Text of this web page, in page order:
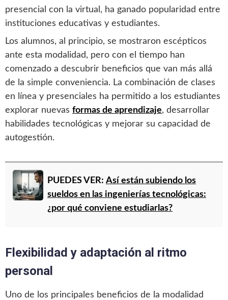
presencial con la virtual, ha ganado popularidad entre
instituciones educativas y estudiantes.
Los alumnos, al principio, se mostraron escépticos
ante esta modalidad, pero con el tiempo han
comenzado a descubrir beneficios que van más allá
de la simple conveniencia. La combinación de clases
en línea y presenciales ha permitido a los estudiantes
explorar nuevas formas de aprendizaje, desarrollar
habilidades tecnológicas y mejorar su capacidad de
autogestión.
PUEDES VER: Así están subiendo los
sueldos en las ingenierías tecnológicas:
¿por qué conviene estudiarlas?
Flexibilidad y adaptación al ritmo
personal
Uno de los principales beneficios de la modalidad